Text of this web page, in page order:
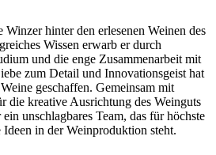
hinter den erlesenen Weinen des
Wissen erwarb er durch
und die enge Zusammenarbeit mit
zum Detail und Innovationsgeist hat
geschaffen. Gemeinsam mit
die kreative Ausrichtung des Weinguts
unschlagbares Team, das für höchste
in der Weinproduktion steht.